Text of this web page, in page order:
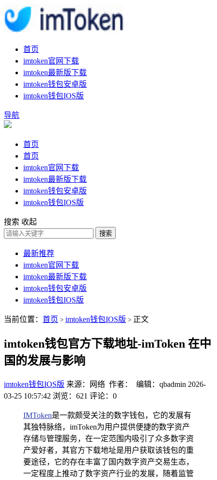
首页
imtoken官网下载
imtoken最新版下载
imtoken钱包安卓版
imtoken钱包IOS版
导航
首页
首页
imtoken官网下载
imtoken最新版下载
imtoken钱包安卓版
imtoken钱包IOS版
搜索 收起
搜索
最新推荐
imtoken官网下载
imtoken最新版下载
imtoken钱包安卓版
imtoken钱包IOS版
当前位置： 首页 > imtoken钱包IOS版 > 正文
imtoken钱包官方下载地址-imToken 在中
国的发展与影响
imtoken钱包IOS版 来源：网络 作者： 编辑：qbadmin 2026-
03-25 10:57:42 浏览：621 评论：0
IMToken是一款颇受关注的数字钱包，它的发展有
其独特脉络，imToken为用户提供便捷的数字资产
存储与管理服务，在一定范围内吸引了众多数字资
产爱好者，其官方下载地址是用户获取该钱包的重
要途径，它的存在丰富了国内数字资产交易生态，
一定程度上推动了数字资产行业的发展，随着监管